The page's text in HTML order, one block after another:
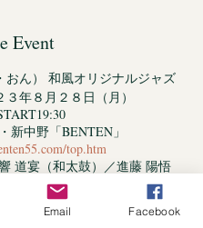
Event
おん） 和風オリジナルジャズ
３年８月２８日（月）
新中野「BENTEN」
top.htm
道宴（和太鼓）／進藤 陽悟
田 和大（Sax）／和佐田達彦
要オーダー）
Email Facebook